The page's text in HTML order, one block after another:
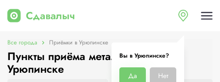
Вы в Урюпинске?
Да Нет
Все города Приёмки в Урюпинске
Пункты приёма металлолома в
Урюпинске